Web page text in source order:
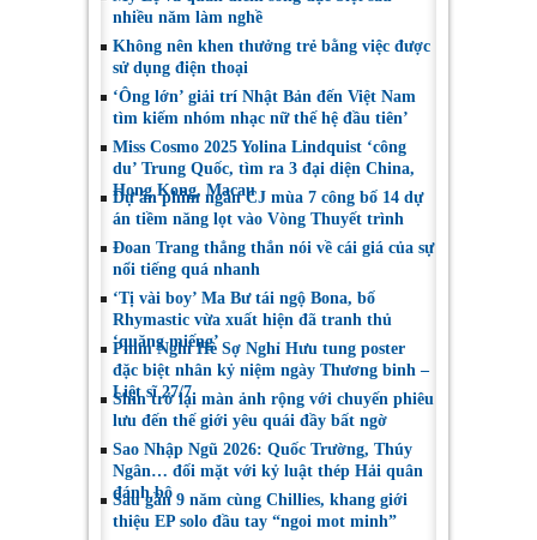
nhiều năm làm nghề
Không nên khen thưởng trẻ bằng việc được
sử dụng điện thoại
‘Ông lớn’ giải trí Nhật Bản đến Việt Nam
tìm kiếm nhóm nhạc nữ thế hệ đầu tiên’
Miss Cosmo 2025 Yolina Lindquist ‘công
du’ Trung Quốc, tìm ra 3 đại diện China,
Hong Kong, Macau
Dự án phim ngắn CJ mùa 7 công bố 14 dự
án tiềm năng lọt vào Vòng Thuyết trình
Đoan Trang thẳng thắn nói về cái giá của sự
nổi tiếng quá nhanh
‘Tị vài boy’ Ma Bư tái ngộ Bona, bố
Rhymastic vừa xuất hiện đã tranh thủ
‘quăng miếng’
Phim Nghỉ Hè Sợ Nghỉ Hưu tung poster
đặc biệt nhân kỷ niệm ngày Thương binh –
Liệt sĩ 27/7
Shin trở lại màn ảnh rộng với chuyến phiêu
lưu đến thế giới yêu quái đầy bất ngờ
Sao Nhập Ngũ 2026: Quốc Trường, Thúy
Ngân… đối mặt với kỷ luật thép Hải quân
đánh bộ
Sau gần 9 năm cùng Chillies, khang giới
thiệu EP solo đầu tay “ngoi mot minh”